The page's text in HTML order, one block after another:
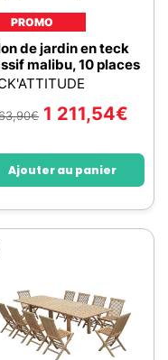
PROMO
de jardin en teck
malibu, 10 places
€ 1 211,54€
Ajouter au panier